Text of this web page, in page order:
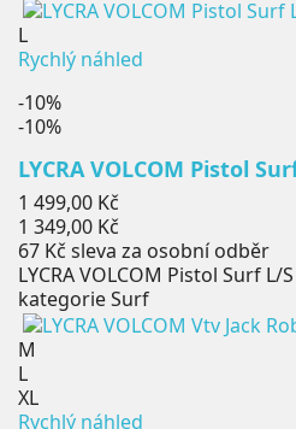
L
Rychlý náhled
-10%
-10%
LYCRA VOLCOM Pistol
Běžná
cena
1 499,00 Kč
Cena
1 349,00 Kč
67 Kč sleva za osobní odběr
LYCRA VOLCOM Pistol Surf L/
kategorie Surf
M
L
XL
Rychlý náhled